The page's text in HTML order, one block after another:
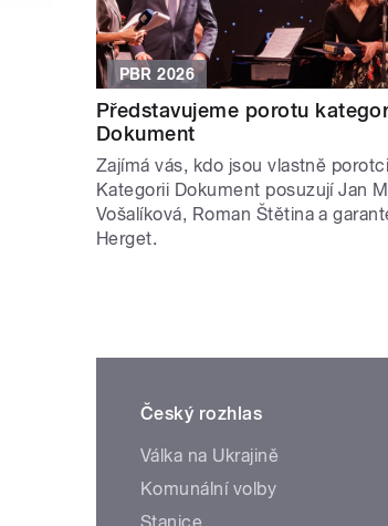
PBR 2026
Představujeme porotu
Dokument
Zajímá vás, kdo jsou vlastně
Kategorii Dokument posuzují Jan
Vošalíková, Roman Štětina a
Herget.
Český rozhlas
Válka na Ukrajině
Komunální volby